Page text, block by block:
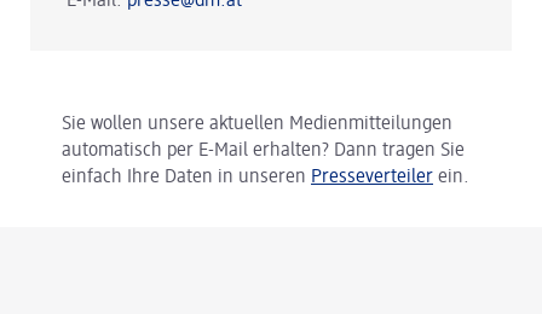
Sie wollen unsere aktuellen Medienmitteilungen
automatisch per E-Mail erhalten? Dann tragen Sie
einfach Ihre Daten in unseren Presseverteiler ein.